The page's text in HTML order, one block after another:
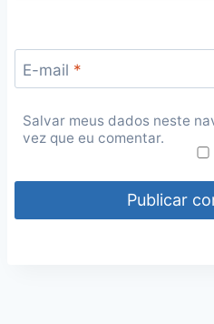
E-mail *
Salvar meus dados neste
vez que eu comentar.